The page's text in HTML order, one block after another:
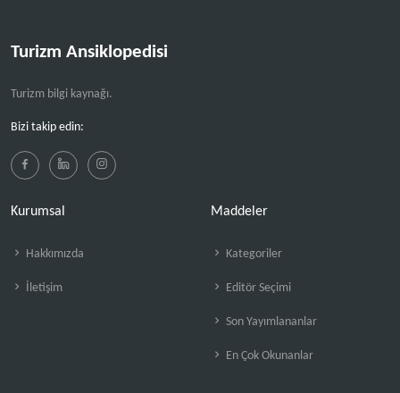
Turizm Ansiklopedisi
Turizm bilgi kaynağı.
Bizi takip edin:
Kurumsal
Hakkımızda
İletişim
Maddeler
Kategoriler
Editör Seçimi
Son Yayımlananlar
En Çok Okunanlar